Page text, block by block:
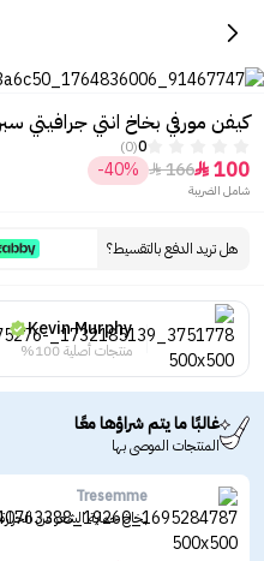
كيفن مورفي بخاخ انتي جرافيتي
0
(0)
100

166

-40%
شامل الضريبة
هل تريد الدفع بالتقسيط؟
Kevin Murphy
منتجات أصلية 100%
غالبًا ما يتم شراؤها معًا
المنتجات الموصى بها
Tresemme
بخاخ حماية الشعر من الحرارة حتى 450 من